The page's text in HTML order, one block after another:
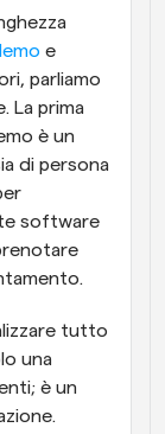
e
parliamo
La prima
è un
di persona
software
tutto
una
è un